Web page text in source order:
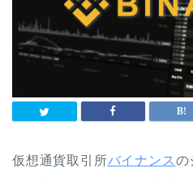
仮想通貨取引所バイナンス の